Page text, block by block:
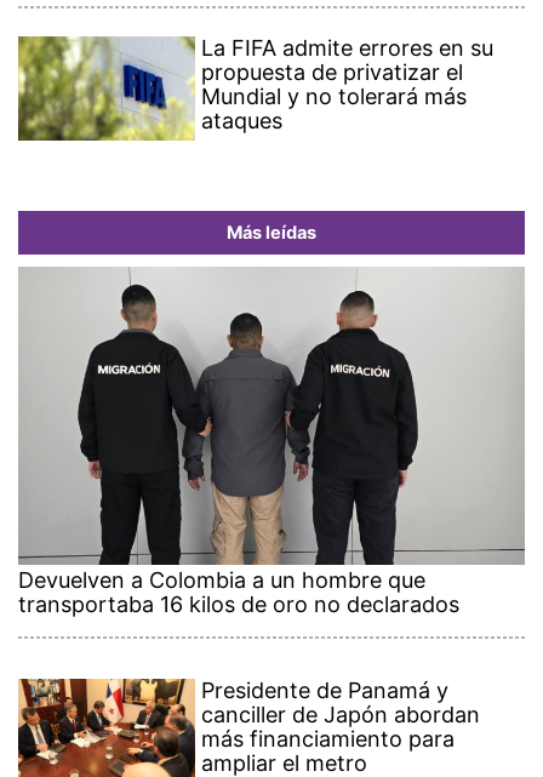
La FIFA admite errores en su
propuesta de privatizar el
Mundial y no tolerará más
ataques
Más leídas
Devuelven a Colombia a un hombre que
transportaba 16 kilos de oro no declarados
Presidente de Panamá y
canciller de Japón abordan
más financiamiento para
ampliar el metro